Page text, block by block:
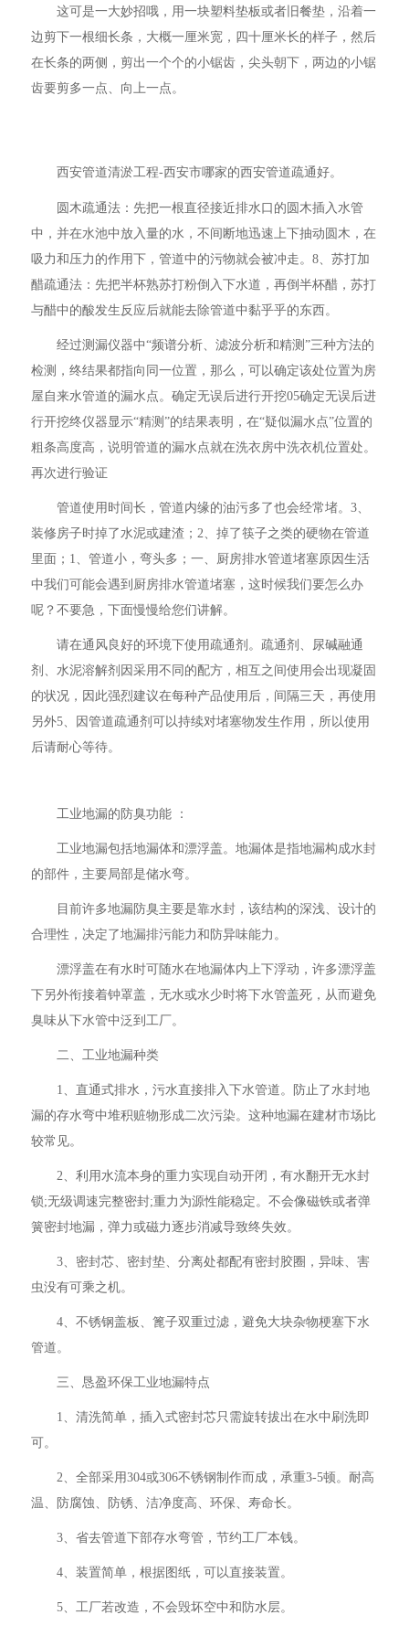
这可是一大妙招哦，用一块塑料垫板或者旧餐垫，沿着一
边剪下一根细长条，大概一厘米宽，四十厘米长的样子，然后
在长条的两侧，剪出一个个的小锯齿，尖头朝下，两边的小锯
齿要剪多一点、向上一点。
西安管道清淤工程-西安市哪家的西安管道疏通好。
圆木疏通法：先把一根直径接近排水口的圆木插入水管
中，并在水池中放入量的水，不间断地迅速上下抽动圆木，在
吸力和压力的作用下，管道中的污物就会被冲走。8、苏打加
醋疏通法：先把半杯熟苏打粉倒入下水道，再倒半杯醋，苏打
与醋中的酸发生反应后就能去除管道中黏乎乎的东西。
经过测漏仪器中“频谱分析、滤波分析和精测”三种方法的
检测，终结果都指向同一位置，那么，可以确定该处位置为房
屋自来水管道的漏水点。确定无误后进行开挖05确定无误后进
行开挖终仪器显示“精测”的结果表明，在“疑似漏水点”位置的
粗条高度高，说明管道的漏水点就在洗衣房中洗衣机位置处。
再次进行验证
管道使用时间长，管道内缘的油污多了也会经常堵。3、
装修房子时掉了水泥或建渣；2、掉了筷子之类的硬物在管道
里面；1、管道小，弯头多；一、厨房排水管道堵塞原因生活
中我们可能会遇到厨房排水管道堵塞，这时候我们要怎么办
呢？不要急，下面慢慢给您们讲解。
请在通风良好的环境下使用疏通剂。疏通剂、尿碱融通
剂、水泥溶解剂因采用不同的配方，相互之间使用会出现凝固
的状况，因此强烈建议在每种产品使用后，间隔三天，再使用
另外5、因管道疏通剂可以持续对堵塞物发生作用，所以使用
后请耐心等待。
工业地漏的防臭功能 ：
工业地漏包括地漏体和漂浮盖。地漏体是指地漏构成水封
的部件，主要局部是储水弯。
目前许多地漏防臭主要是靠水封，该结构的深浅、设计的
合理性，决定了地漏排污能力和防异味能力。
漂浮盖在有水时可随水在地漏体内上下浮动，许多漂浮盖
下另外衔接着钟罩盖，无水或水少时将下水管盖死，从而避免
臭味从下水管中泛到工厂。
二、工业地漏种类
1、直通式排水，污水直接排入下水管道。防止了水封地
漏的存水弯中堆积赃物形成二次污染。这种地漏在建材市场比
较常见。
2、利用水流本身的重力实现自动开闭，有水翻开无水封
锁;无级调速完整密封;重力为源性能稳定。不会像磁铁或者弹
簧密封地漏，弹力或磁力逐步消减导致终失效。
3、密封芯、密封垫、分离处都配有密封胶圈，异味、害
虫没有可乘之机。
4、不锈钢盖板、篦子双重过滤，避免大块杂物梗塞下水
管道。
三、恳盈环保工业地漏特点
1、清洗简单，插入式密封芯只需旋转拔出在水中刷洗即
可。
2、全部采用304或306不锈钢制作而成，承重3-5顿。耐高
温、防腐蚀、防锈、洁净度高、环保、寿命长。
3、省去管道下部存水弯管，节约工厂本钱。
4、装置简单，根据图纸，可以直接装置。
5、工厂若改造，不会毁坏空中和防水层。